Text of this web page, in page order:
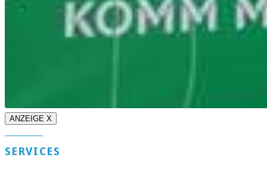
ANZEIGE X
SERVICES